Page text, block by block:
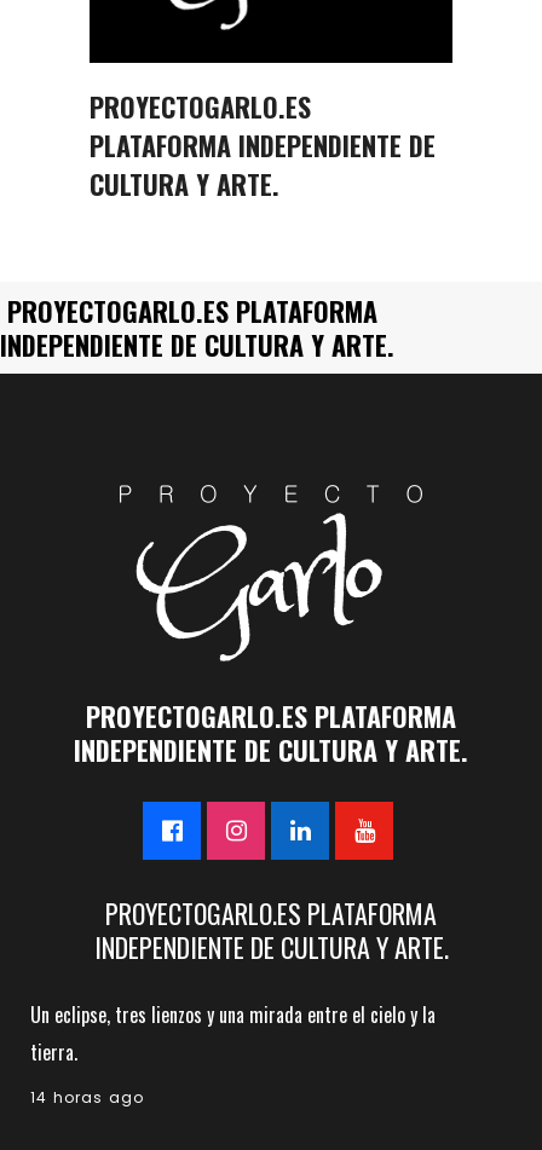
PROYECTOGARLO.ES
PLATAFORMA INDEPENDIENTE DE
CULTURA Y ARTE.
PROYECTOGARLO.ES PLATAFORMA
INDEPENDIENTE DE CULTURA Y ARTE.
PROYECTOGARLO.ES PLATAFORMA
INDEPENDIENTE DE CULTURA Y ARTE.
PROYECTOGARLO.ES PLATAFORMA
INDEPENDIENTE DE CULTURA Y ARTE.
Un eclipse, tres lienzos y una mirada entre el cielo y la
tierra.
14 horas ago